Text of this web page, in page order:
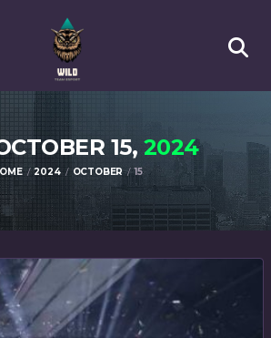
15, 2024
2024 OCTOBER 15